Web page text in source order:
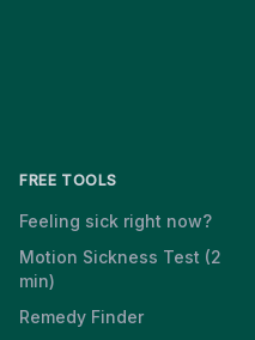
FREE TOOLS
Feeling sick right now?
Motion Sickness Test (2
min)
Remedy Finder